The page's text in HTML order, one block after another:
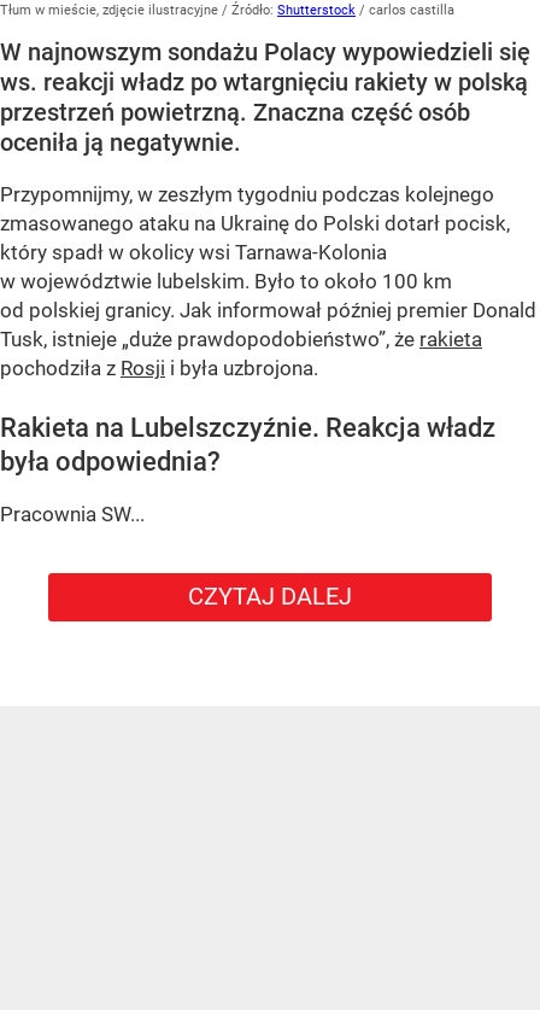
Tłum w mieście, zdjęcie ilustracyjne / Źródło: Shutterstock / carlos castilla
W najnowszym sondażu Polacy wypowiedzieli się
ws. reakcji władz po wtargnięciu rakiety w polską
przestrzeń powietrzną. Znaczna część osób
oceniła ją negatywnie.
Przypomnijmy, w zeszłym tygodniu podczas kolejnego
zmasowanego ataku na Ukrainę do Polski dotarł pocisk,
który spadł w okolicy wsi Tarnawa-Kolonia
w województwie lubelskim. Było to około 100 km
od polskiej granicy. Jak informował później premier Donald
Tusk, istnieje „duże prawdopodobieństwo”, że rakieta
pochodziła z Rosji i była uzbrojona.
Rakieta na Lubelszczyźnie. Reakcja władz
była odpowiednia?
Pracownia SW...
CZYTAJ DALEJ